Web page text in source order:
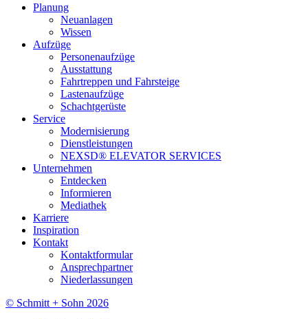
Planung
Neuanlagen
Wissen
Aufzüge
Personenaufzüge
Ausstattung
Fahrtreppen und Fahrsteige
Lastenaufzüge
Schachtgerüste
Service
Modernisierung
Dienstleistungen
NEXSD® ELEVATOR SERVICES
Unternehmen
Entdecken
Informieren
Mediathek
Karriere
Inspiration
Kontakt
Kontaktformular
Ansprechpartner
Niederlassungen
© Schmitt + Sohn 2026